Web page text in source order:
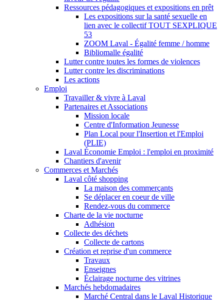
Ressources pédagogiques et expositions en prêt
Les expositions sur la santé sexuelle en
lien avec le collectif TOUT SEXPLIQUE
53
ZOOM Laval - Égalité femme / homme
Bibliomalle égalité
Lutter contre toutes les formes de violences
Lutter contre les discriminations
Les actions
Emploi
Travailler & vivre à Laval
Partenaires et Associations
Mission locale
Centre d'Information Jeunesse
Plan Local pour l'Insertion et l'Emploi
(PLIE)
Laval Économie Emploi : l'emploi en proximité
Chantiers d'avenir
Commerces et Marchés
Laval côté shopping
La maison des commerçants
Se déplacer en coeur de ville
Rendez-vous du commerce
Charte de la vie nocturne
Adhésion
Collecte des déchets
Collecte de cartons
Création et reprise d'un commerce
Travaux
Enseignes
Éclairage nocturne des vitrines
Marchés hebdomadaires
Marché Central dans le Laval Historique